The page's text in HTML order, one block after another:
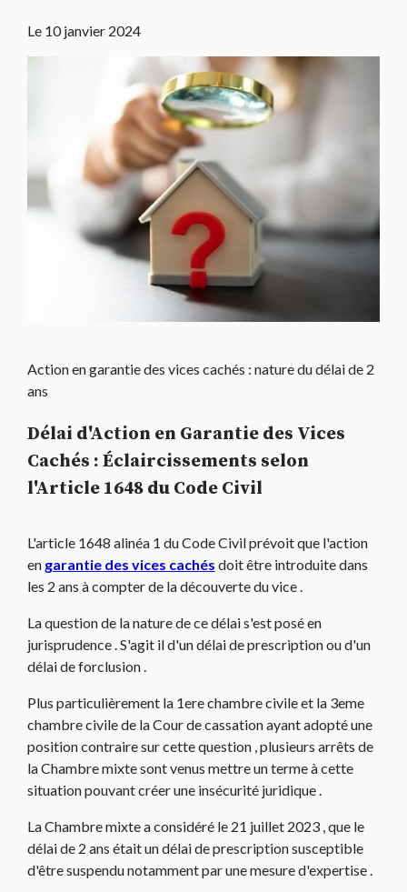
Le 10 janvier 2024
Action en garantie des vices cachés : nature du délai de 2
ans
Délai d'Action en Garantie des Vices
Cachés : Éclaircissements selon
l'Article 1648 du Code Civil
L'article 1648 alinéa 1 du Code Civil prévoit que l'action
en garantie des vices cachés doit être introduite dans
les 2 ans à compter de la découverte du vice .
La question de la nature de ce délai s'est posé en
jurisprudence . S'agit il d'un délai de prescription ou d'un
délai de forclusion .
Plus particulièrement la 1ere chambre civile et la 3eme
chambre civile de la Cour de cassation ayant adopté une
position contraire sur cette question , plusieurs arrêts de
la Chambre mixte sont venus mettre un terme à cette
situation pouvant créer une insécurité juridique .
La Chambre mixte a considéré le 21 juillet 2023 , que le
délai de 2 ans était un délai de prescription susceptible
d'être suspendu notamment par une mesure d'expertise .